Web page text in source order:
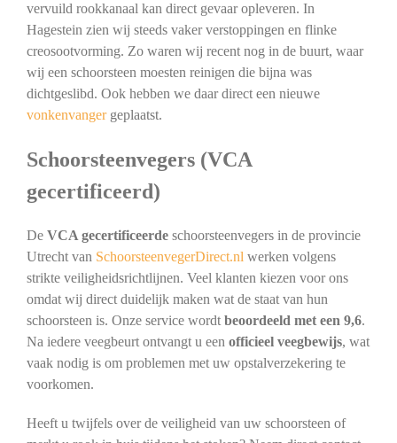
vervuild rookkanaal kan direct gevaar opleveren. In
Hagestein zien wij steeds vaker verstoppingen en flinke
creosootvorming. Zo waren wij recent nog in de buurt, waar
wij een schoorsteen moesten reinigen die bijna was
dichtgeslibd. Ook hebben we daar direct een nieuwe
vonkenvangergeplaatst.
Schoorsteenvegers (VCA
gecertificeerd)
De VCA gecertificeerdeschoorsteenvegers in de provincie
Utrecht van SchoorsteenvegerDirect.nl werken volgens
strikte veiligheidsrichtlijnen. Veel klanten kiezen voor ons
omdat wij direct duidelijk maken wat de staat van hun
schoorsteen is. Onze service wordt beoordeeld met een 9,6.
Na iedere veegbeurt ontvangt u een officieel veegbewijs, wat
vaak nodig is om problemen met uw opstalverzekering te
voorkomen.
Heeft u twijfels over de veiligheid van uw schoorsteen of